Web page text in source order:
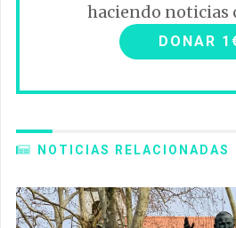
haciendo noticias
DONAR
NOTICIAS RELACIONADAS